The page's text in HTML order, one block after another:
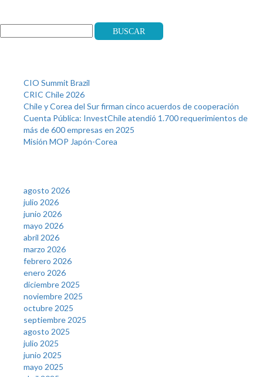
Buscar
CIO Summit Brazil
CRIC Chile 2026
Chile y Corea del Sur firman cinco acuerdos de cooperación
Cuenta Pública: InvestChile atendió 1.700 requerimientos de
más de 600 empresas en 2025
Misión MOP Japón-Corea
agosto 2026
julio 2026
junio 2026
mayo 2026
abril 2026
marzo 2026
febrero 2026
enero 2026
diciembre 2025
noviembre 2025
octubre 2025
septiembre 2025
agosto 2025
julio 2025
junio 2025
mayo 2025